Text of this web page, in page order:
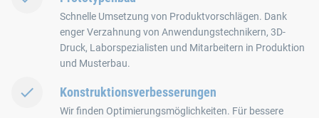
Schnelle Umsetzung von Produktvorschlägen. Dank
enger Verzahnung von Anwendungstechnikern, 3D-
Druck, Laborspezialisten und Mitarbeitern in Produktion
und Musterbau.
Konstruktionsverbesserungen
Wir finden Optimierungsmöglichkeiten. Für bessere